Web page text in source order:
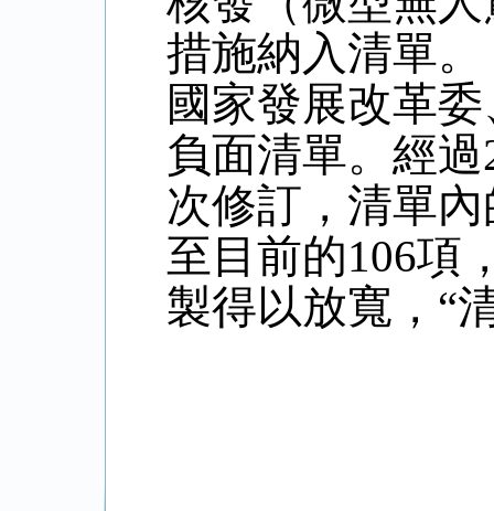
措施納入清單。
國家發展改革
負面清單。經過
次修訂，清單
至目前的106項
製得以放寬，“